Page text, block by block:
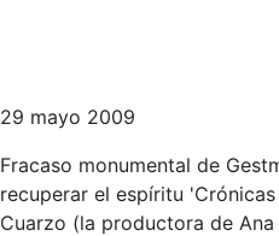
29 mayo 2009
Fracaso monumental de
recuperar el espíritu
Cuarzo (la productora de Ana